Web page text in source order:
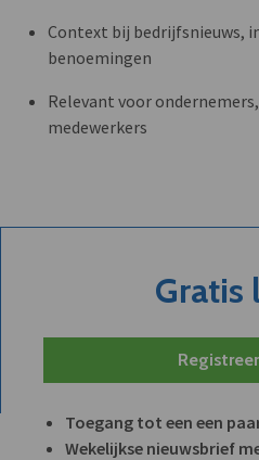
Context bij bedrijfsnieuws,
benoemingen
Relevant voor
medewerkers
Gratis
Toegang tot een een
Wekelijkse nieuwsbrief